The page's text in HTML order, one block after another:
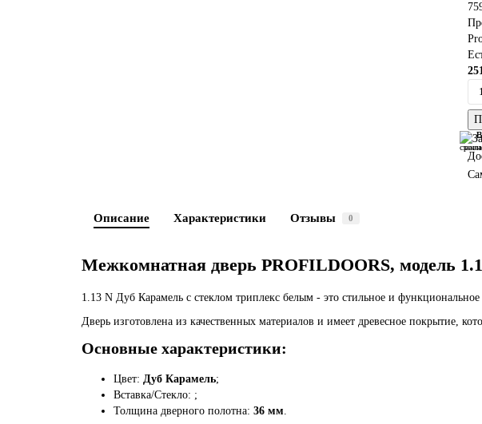
В
В
Описание Характеристики Отзывы 0
Межкомнатная дверь PROFILDOORS, модель
1.13 N Дуб Карамель с стеклом триплекс белым - это стильное и
Дверь изготовлена из качественных материалов и имеет древесное покрытие,
Основные характеристики:
Цвет: Дуб Карамель;
Вставка/Стекло: ;
Толщина дверного полотна: 36 мм.